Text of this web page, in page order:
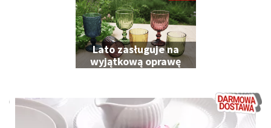
Lato zasługuje na
wyjątkową oprawę